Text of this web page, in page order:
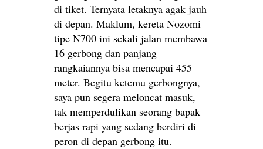
di tiket. Ternyata letaknya agak jauh
di depan. Maklum, kereta Nozomi
tipe N700 ini sekali jalan membawa
16 gerbong dan panjang
rangkaiannya bisa mencapai 455
meter. Begitu ketemu gerbongnya,
saya pun segera meloncat masuk,
tak memperdulikan seorang bapak
berjas rapi yang sedang berdiri di
peron di depan gerbong itu.